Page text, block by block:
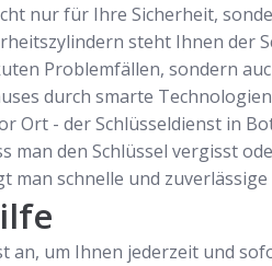
nur für Ihre Sicherheit,
steht Ihnen der
Problemfällen, sondern
durch smarte
Ort - der Schlüsseldienst in
man den Schlüssel vergisst
schnelle und
um Ihnen jederzeit und